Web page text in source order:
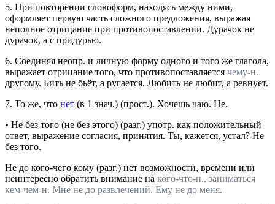
5. При повторении словоформ, находясь между ними,
оформляет первую часть сложного предложения, выражая
неполное отрицание при противопоставлении. Дурачок не
дурачок, а с придурью.
6. Соединяя неопр. и личную форму одного и того же глагола,
выражает отрицание того, что противопоставляется чему-н.
другому. Бить не бьёт, а ругается. Любить не любит, а ревнует.
7. То же, что нет (в 1 знач.) (прост.). Хочешь чаю. Не.
• Не без того (не без этого) (разг.) употр. как положительный
ответ, выражение согласия, принятия. Ты, кажется, устал? Не
без того.
Не до кого-чего кому (разг.) нет возможности, времени или
неинтересно обратить внимание на кого-что-н., заниматься
кем-чем-н. Мне не до развлечений. Ему не до меня.